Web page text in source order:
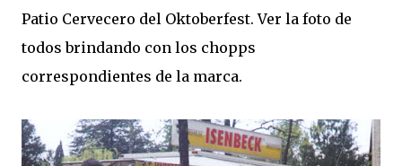
Patio Cervecero del Oktoberfest. Ver la foto de
todos brindando con los chopps
correspondientes de la marca.